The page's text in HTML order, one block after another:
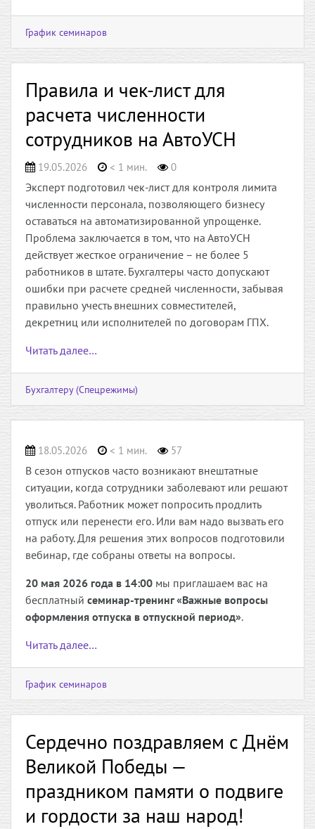
График семинаров
Правила и чек-лист для
расчета численности
сотрудников на АвтоУСН
19.05.2026 < 1 мин. 0
Эксперт подготовил чек-лист для контроля лимита
численности персонала, позволяющего бизнесу
оставаться на автоматизированной упрощенке.
Проблема заключается в том, что на АвтоУСН
действует жесткое ограничение – не более 5
работников в штате. Бухгалтеры часто допускают
ошибки при расчете средней численности, забывая
правильно учесть внешних совместителей,
декретниц или исполнителей по договорам ГПХ.
Читать далее…
Бухгалтеру (Спецрежимы)
18.05.2026 < 1 мин. 57
В сезон отпусков часто возникают внештатные
ситуации, когда сотрудники заболевают или решают
уволиться. Работник может попросить продлить
отпуск или перенести его. Или вам надо вызвать его
на работу. Для решения этих вопросов подготовили
вебинар, где собраны ответы на вопросы.
20 мая 2026 года в 14:00 мы приглашаем вас на
бесплатный семинар-тренинг «Важные вопросы
оформления отпуска в отпускной период».
Читать далее…
График семинаров
Сердечно поздравляем с Днём
Великой Победы —
праздником памяти о подвиге
и гордости за наш народ!